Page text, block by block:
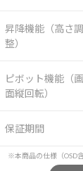
昇降機能（高さ調
整）
ピボット機能（画
面縦回転）
保証期間